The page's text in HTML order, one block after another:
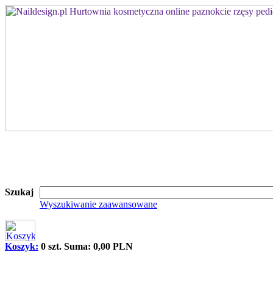
Szukaj
Wyszukiwanie zaawansowane
Koszyk: 0 szt. Suma: 0,00 PLN